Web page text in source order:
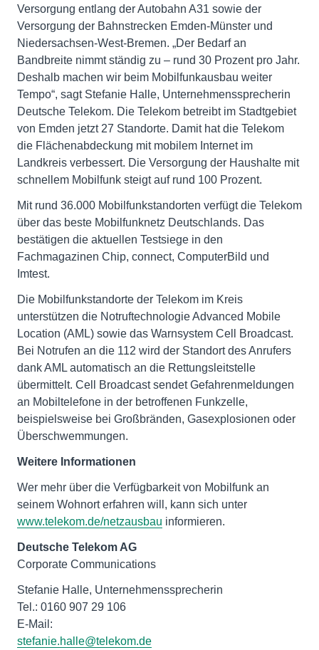
Versorgung entlang der Autobahn A31 sowie der
Versorgung der Bahnstrecken Emden-Münster und
Niedersachsen-West-Bremen. „Der Bedarf an
Bandbreite nimmt ständig zu – rund 30 Prozent pro Jahr.
Deshalb machen wir beim Mobilfunkausbau weiter
Tempo“, sagt Stefanie Halle, Unternehmenssprecherin
Deutsche Telekom. Die Telekom betreibt im Stadtgebiet
von Emden jetzt 27 Standorte. Damit hat die Telekom
die Flächenabdeckung mit mobilem Internet im
Landkreis verbessert. Die Versorgung der Haushalte mit
schnellem Mobilfunk steigt auf rund 100 Prozent.
Mit rund 36.000 Mobilfunkstandorten verfügt die Telekom
über das beste Mobilfunknetz Deutschlands. Das
bestätigen die aktuellen Testsiege in den
Fachmagazinen Chip, connect, ComputerBild und
Imtest.
Die Mobilfunkstandorte der Telekom im Kreis
unterstützen die Notruftechnologie Advanced Mobile
Location (AML) sowie das Warnsystem Cell Broadcast.
Bei Notrufen an die 112 wird der Standort des Anrufers
dank AML automatisch an die Rettungsleitstelle
übermittelt. Cell Broadcast sendet Gefahrenmeldungen
an Mobiltelefone in der betroffenen Funkzelle,
beispielsweise bei Großbränden, Gasexplosionen oder
Überschwemmungen.
Weitere Informationen
Wer mehr über die Verfügbarkeit von Mobilfunk an
seinem Wohnort erfahren will, kann sich unter
www.telekom.de/netzausbau informieren.
Deutsche Telekom AG
Corporate Communications
Stefanie Halle, Unternehmenssprecherin
Tel.: 0160 907 29 106
E-Mail:
stefanie.halle@telekom.de